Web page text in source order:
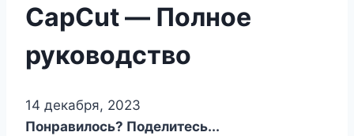
CapCut — Полное
руководство
14 декабря, 2023
Понравилось? Поделитесь...